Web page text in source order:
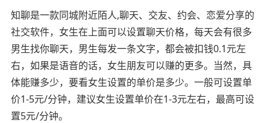
知聊是一款同城附近陌人,聊天、交友、约会、恋爱分享的
社交软件，女生在上面可以设置聊天价格，每天会有很多
男生找你聊天，男生每发一条文字，都会被扣钱0.1元左
右，如果是语音的话，女生朋友可以赚的更多。当然，具
体能赚多少，要看女生设置的单价是多少。一般可设置单
价1-5元/分钟，建议女生设置单价在1-3元左右，最高可设
置5元/分钟。